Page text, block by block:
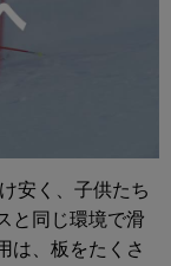
安く、子供たち
と同じ環境で滑
は、板をたくさ